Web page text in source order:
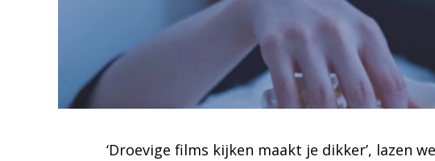
‘Droevige films kijken maakt je dikker’, lazen